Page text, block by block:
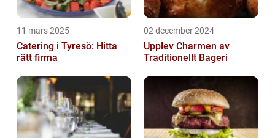
11 mars 2025
Catering i Tyresö: Hitta
rätt firma
02 december 2024
Upplev Charmen av
Traditionellt Bageri